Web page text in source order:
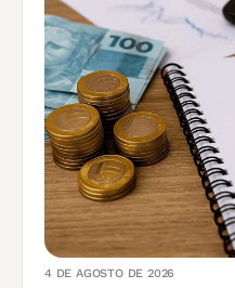
4 DE AGOSTO DE 2026